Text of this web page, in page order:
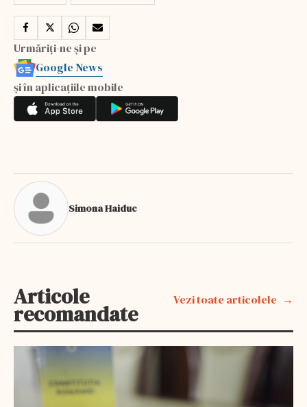
Urmăriți-ne și pe
Google News
și în aplicațiile mobile
Simona Haiduc
Articole
recomandate
Vezi toate articolele